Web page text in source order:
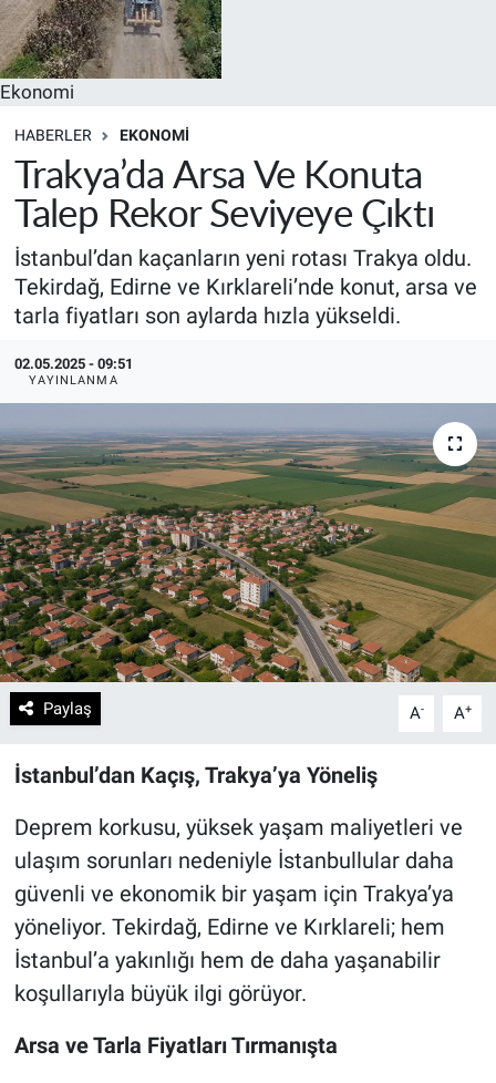
Ekonomi
HABERLER EKONOMI
Trakya’da Arsa Ve Konuta
Talep Rekor Seviyeye Çıktı
İstanbul’dan kaçanların yeni rotası Trakya oldu.
Tekirdağ, Edirne ve Kırklareli’nde konut, arsa ve
tarla fiyatları son aylarda hızla yükseldi.
02.05.2025 - 09:51
YAYINLANMA
Paylaş A- A+
İstanbul’dan Kaçış, Trakya’ya Yöneliş
Deprem korkusu, yüksek yaşam maliyetleri ve
ulaşım sorunları nedeniyle İstanbullular daha
güvenli ve ekonomik bir yaşam için Trakya’ya
yöneliyor. Tekirdağ, Edirne ve Kırklareli; hem
İstanbul’a yakınlığı hem de daha yaşanabilir
koşullarıyla büyük ilgi görüyor.
Arsa ve Tarla Fiyatları Tırmanışta